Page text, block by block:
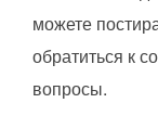
можете
обратиться к
вопросы.